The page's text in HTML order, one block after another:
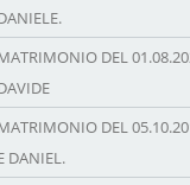
DEL
DEL
DANIEL.